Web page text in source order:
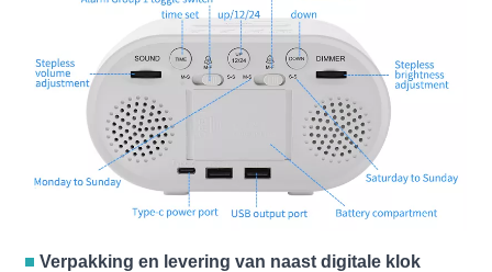
Verpakking en levering van naast digitale klok